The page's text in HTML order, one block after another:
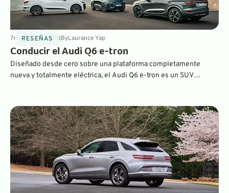
RESEÑAS
7minJun 10, 2025ByLaurance Yap
Conducir el Audi Q6 e-tron
Diseñado desde cero sobre una plataforma completamente
nueva y totalmente eléctrica, el Audi Q6 e-tron es un SUV
Además, tiene un alcance, una carga y una eficiencia excelentes.
Echa un vistazo a nuestra prueba de carretera.